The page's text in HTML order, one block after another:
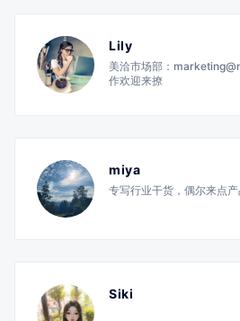
Lily
美洽市场部：
作欢迎来撩
miya
专写行业干货，偶尔来点
Siki